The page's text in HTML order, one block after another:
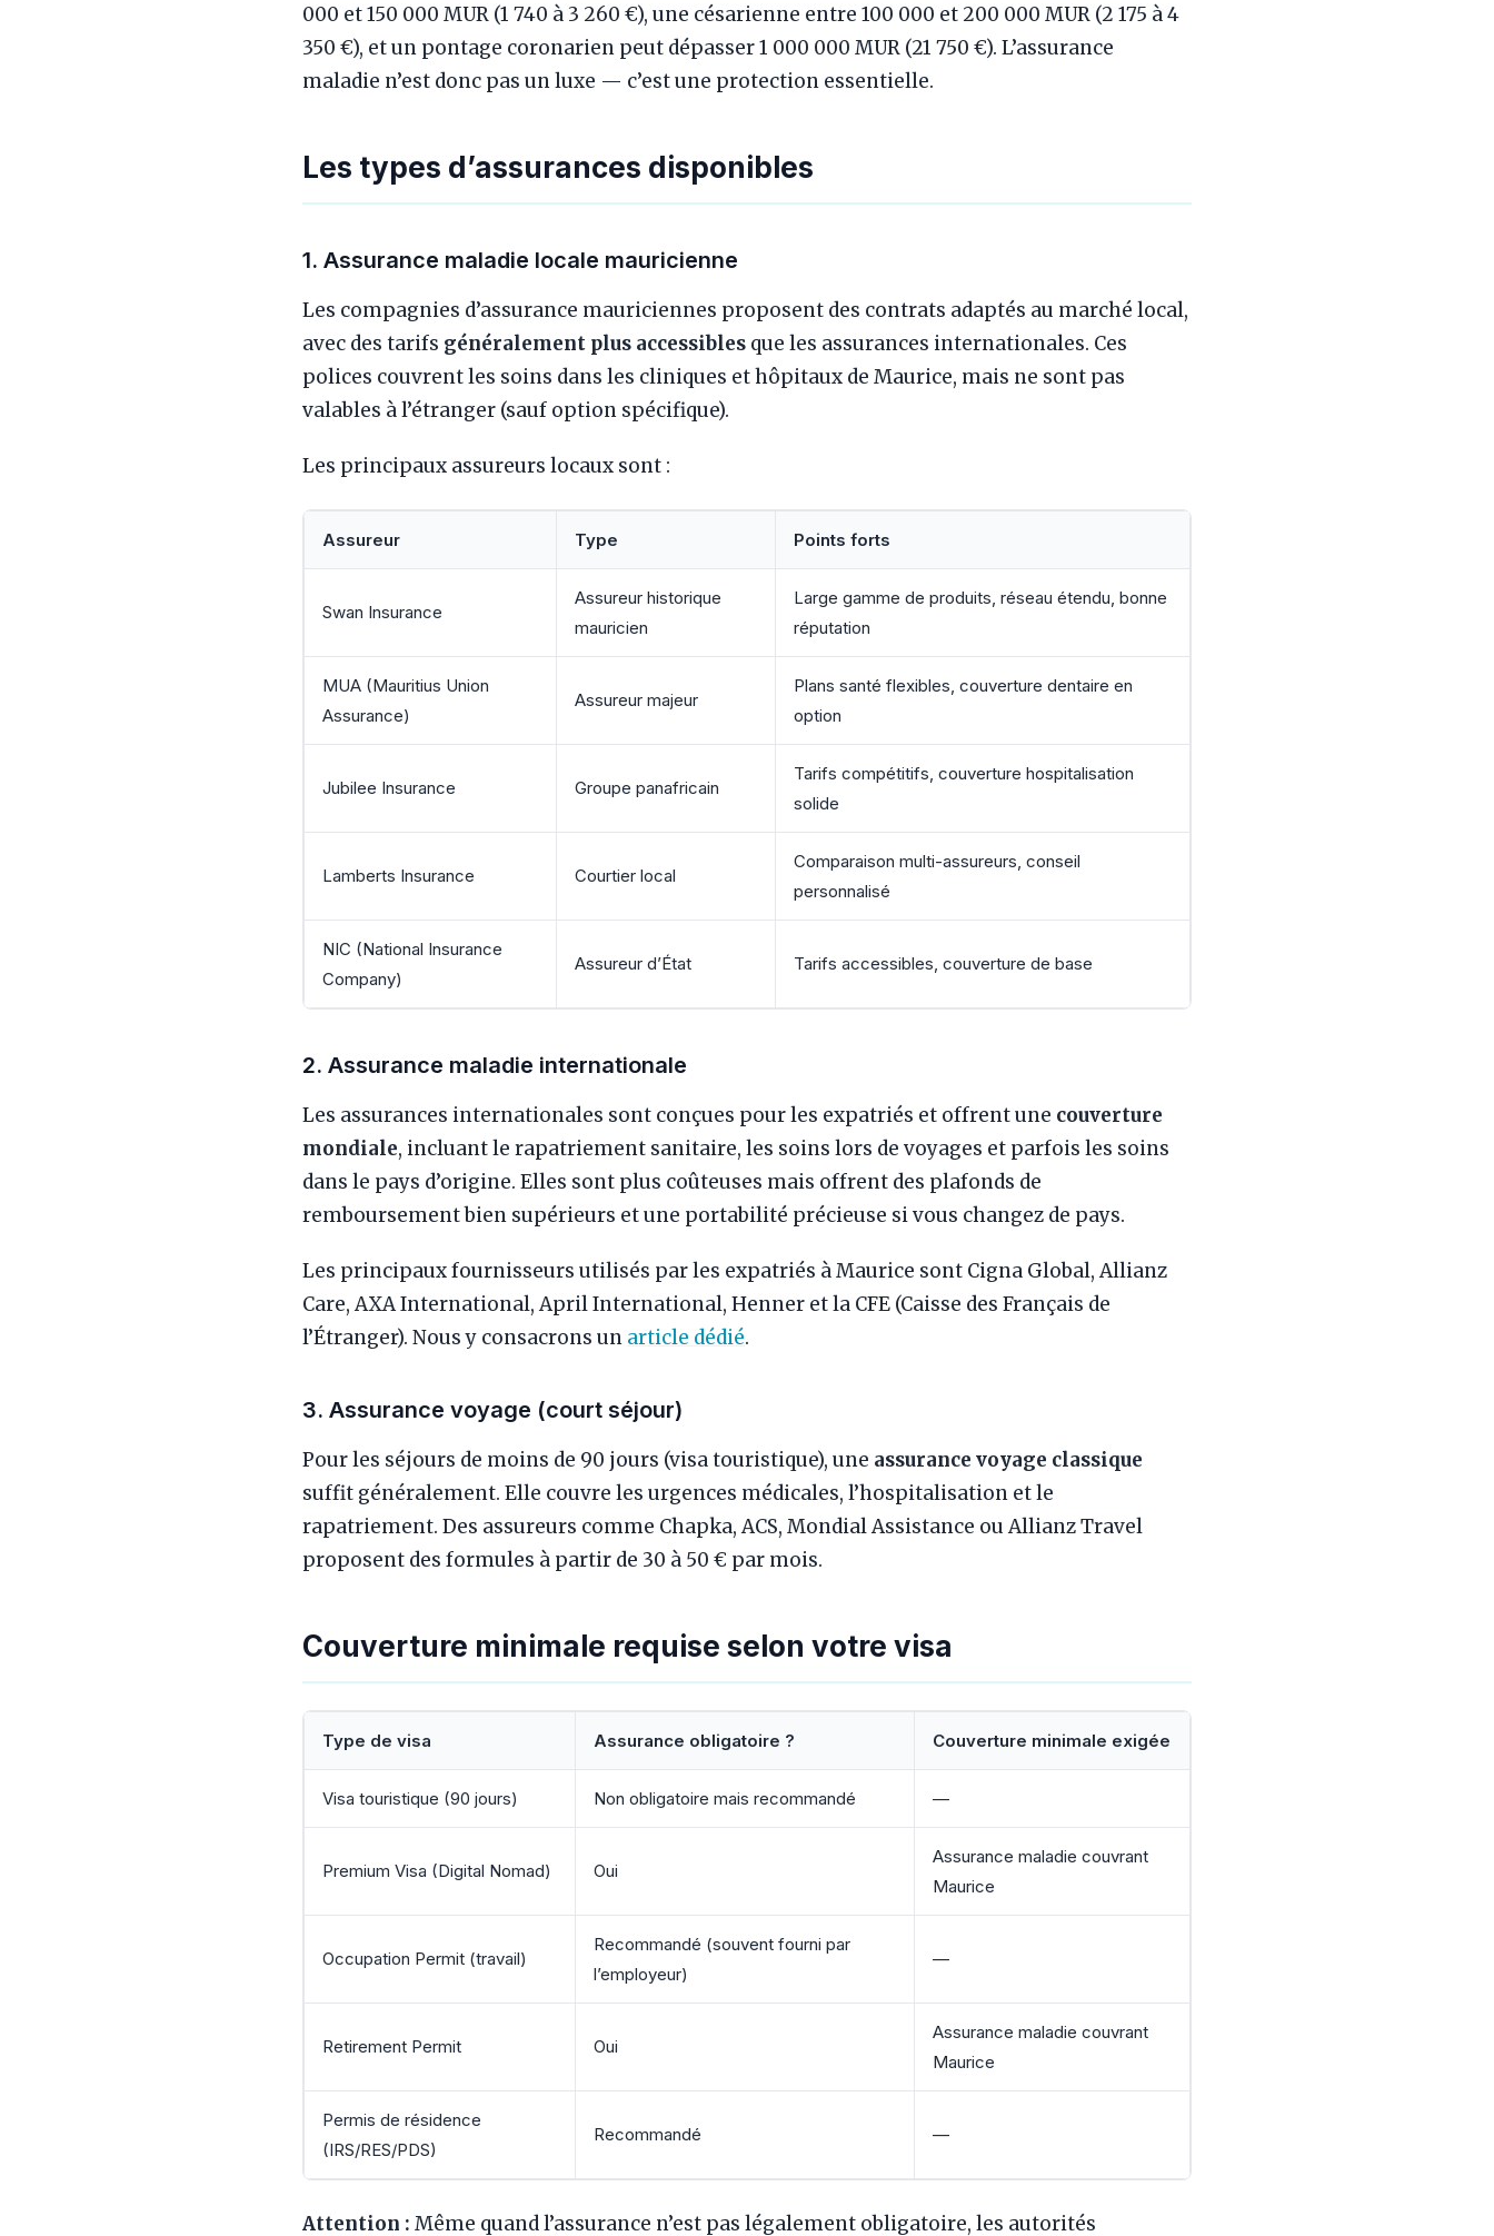
000 et 150 000 MUR (1 740 à 3 260 €), une césarienne entre 100 000 et 200 000 MUR (2 175 à 4
350 €), et un pontage coronarien peut dépasser 1 000 000 MUR (21 750 €). L’assurance
maladie n’est donc pas un luxe — c’est une protection essentielle.
Les types d’assurances disponibles
1. Assurance maladie locale mauricienne
Les compagnies d’assurance mauriciennes proposent des contrats adaptés au marché local,
avec des tarifs généralement plus accessibles que les assurances internationales. Ces
polices couvrent les soins dans les cliniques et hôpitaux de Maurice, mais ne sont pas
valables à l’étranger (sauf option spécifique).
Les principaux assureurs locaux sont :
Assureur Type Points forts
Swan Insurance
Assureur historique
mauricien
Large gamme de produits, réseau étendu, bonne
réputation
MUA (Mauritius Union
Assurance)
Assureur majeur
Plans santé flexibles, couverture dentaire en
option
Jubilee Insurance Groupe panafricain
Tarifs compétitifs, couverture hospitalisation
solide
Lamberts Insurance Courtier local
Comparaison multi-assureurs, conseil
personnalisé
NIC (National Insurance
Company)
Assureur d’État Tarifs accessibles, couverture de base
2. Assurance maladie internationale
Les assurances internationales sont conçues pour les expatriés et offrent une couverture
mondiale, incluant le rapatriement sanitaire, les soins lors de voyages et parfois les soins
dans le pays d’origine. Elles sont plus coûteuses mais offrent des plafonds de
remboursement bien supérieurs et une portabilité précieuse si vous changez de pays.
Les principaux fournisseurs utilisés par les expatriés à Maurice sont Cigna Global, Allianz
Care, AXA International, April International, Henner et la CFE (Caisse des Français de
l’Étranger). Nous y consacrons un article dédié.
3. Assurance voyage (court séjour)
Pour les séjours de moins de 90 jours (visa touristique), une assurance voyage classique
suffit généralement. Elle couvre les urgences médicales, l’hospitalisation et le
rapatriement. Des assureurs comme Chapka, ACS, Mondial Assistance ou Allianz Travel
proposent des formules à partir de 30 à 50 € par mois.
Couverture minimale requise selon votre visa
Type de visa Assurance obligatoire ? Couverture minimale exigée
Visa touristique (90 jours) Non obligatoire mais recommandé —
Premium Visa (Digital Nomad) Oui
Assurance maladie couvrant
Maurice
Occupation Permit (travail)
Recommandé (souvent fourni par
l’employeur)
—
Retirement Permit Oui
Assurance maladie couvrant
Maurice
Permis de résidence
(IRS/RES/PDS)
Recommandé —
Attention : Même quand l’assurance n’est pas légalement obligatoire, les autorités